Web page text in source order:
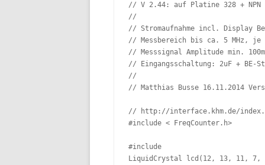
// V 2.44: auf Platine 328 + NPN
//
// Stromaufnahme incl. Display
// Messbereich bis ca. 5 MHz, je
// Messsignal Amplitude min.
// Eingangsschaltung: 2uF + BE-
//
// Matthias Busse 16.11.2014
// http://interface.khm.de/
#include < FreqCounter.h>
#include
LiquidCrystal lcd(12, 13, 11,